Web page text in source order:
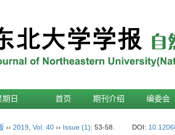
日 首页 期刊介绍 编委会
›› 2019 Vol. 40 ›› Issue (1): 53-58. DOI: